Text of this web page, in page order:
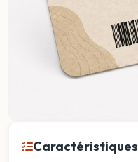
Caractéristiques